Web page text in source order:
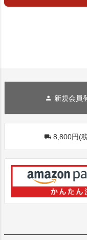
新規会員
8,800円(